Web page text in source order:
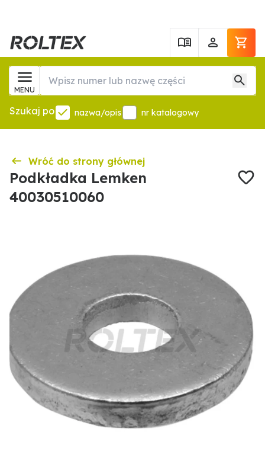
MENU
Szukaj po nazwa/opis nr katalogowy
Wróć do strony głównej
Podkładka Lemken
40030510060